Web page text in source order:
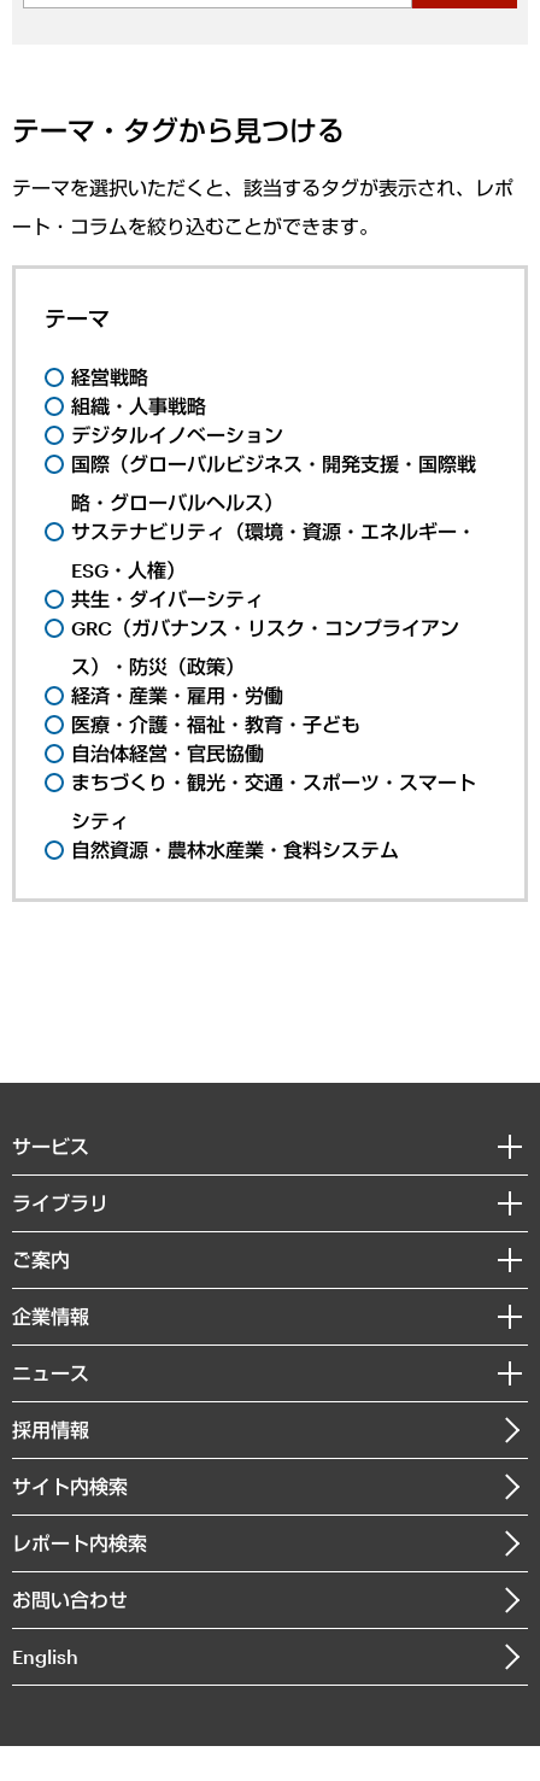
テーマ・タグから見つける
テーマを選択いただくと、該当するタグが表示され、レポ
ート・コラムを絞り込むことができます。
テーマ
経営戦略
組織・人事戦略
デジタルイノベーション
国際（グローバルビジネス・開発支援・国際戦
略・グローバルヘルス）
サステナビリティ（環境・資源・エネルギー・
ESG・人権）
共生・ダイバーシティ
GRC（ガバナンス・リスク・コンプライアン
ス）・防災（政策）
経済・産業・雇用・労働
医療・介護・福祉・教育・子ども
自治体経営・官民協働
まちづくり・観光・交通・スポーツ・スマート
シティ
自然資源・農林水産業・食料システム
サービス
経営戦略
組織・人事戦略
デジタルイノベーション
共生・ダイバーシティ
GRC（ガバナンス・リスク・コンプライアンス）・防災（政策）
経済・産業・雇用・労働
まちづくり・観光・交通・スポーツ・スマートシティ
自然資源・農林水産業・食料システム
ライブラリ
経済調査
レポート
コラム
経営用語集
受託・受注実績（官公庁関連）
メディア掲載・出演
ご案内
セミナー・イベント情報
MUFGビジネスセミナー
受託案件情報
企業情報
私たちの想い
社長メッセージ
会社概要
沿革
組織図・本部部室紹介
インドネシア現地法人
個人情報保護方針
ニュース
ニュースリリース
お知らせ
採用情報
サイト内検索
レポート内検索
お問い合わせ
English